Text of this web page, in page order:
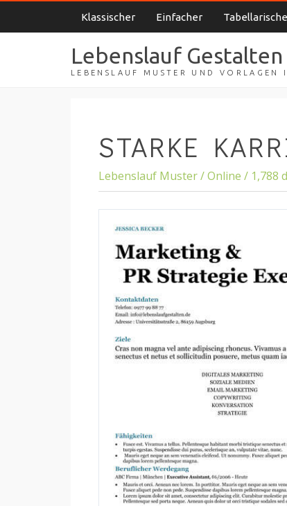
Klassischer Einfacher
Lebenslauf Gestalten
LEBENSLAUF MUSTER UND VORLAGEN
STARKE
Lebenslauf Muster / Online / 1,788